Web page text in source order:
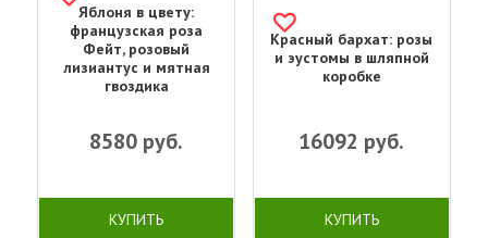
Яблоня в цвету:
французская роза
Фейт, розовый
лизиантус и мятная
гвоздика
8580 руб.
КУПИТЬ
Красный бархат: розы
и эустомы в шляпной
коробке
16092 руб.
КУПИТЬ